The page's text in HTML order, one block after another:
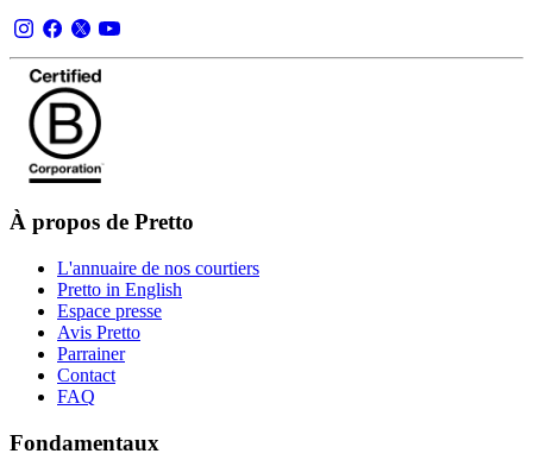
À propos de Pretto
L'annuaire de nos courtiers
Pretto in English
Espace presse
Avis Pretto
Parrainer
Contact
FAQ
Fondamentaux